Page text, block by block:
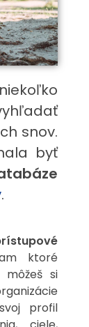
snov.
byť
.
ktoré
môžeš si
profil